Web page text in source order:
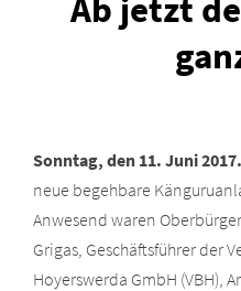
Ab jetzt
Sonntag, den 11. Juni 2017.
neue begehbare
Anwesend waren
Grigas, Geschäftsführer der
Hoyerswerda GmbH (VBH),